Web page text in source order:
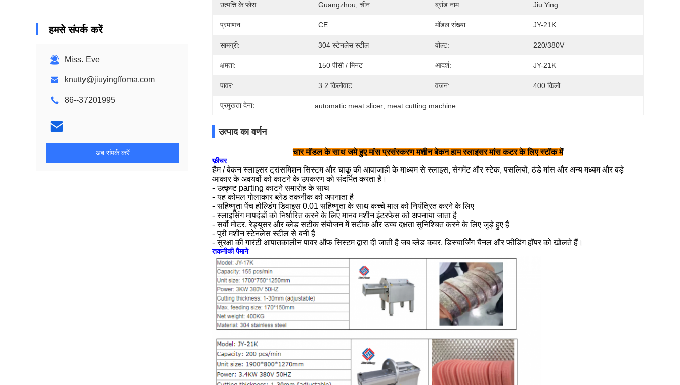
हमसे संपर्क करें
Miss. Eve
knutty@jiuyingffoma.com
86--37201995
अब संपर्क करें
उत्पत्ति के प्लेस Guangzhou, चीन ब्रांड नाम Jiu Ying
प्रमाणन CE मॉडल संख्या JY-21K
सामग्री: 304 स्टेनलेस स्टील वोल्ट: 220/380V
क्षमता: 150 पीसी / मिनट आदर्श: JY-21K
पावर: 3.2 किलोवाट वजन: 400 किलो
प्रमुखता देना: automatic meat slicer meat cutting machine
उत्पाद का वर्णन
चार मॉडल के साथ जमे हुए मांस प्रसंस्करण मशीन बेकन हाम स्लाइसर मांस कटर के लिए स्टॉक में
फ़ीचर
हैम / बेकन स्लाइसर ट्रांसमिशन सिस्टम और चाकू की आवाजाही के माध्यम से स्लाइस, सेगमेंट और स्टेक, पसलियों, ठंडे मांस और अन्य मध्यम और बड़े
आकार के अवयवों को काटने के उपकरण को संदर्भित करता है।
- उत्कृष्ट parting काटने समारोह के साथ
- यह कोमल गोलाकार ब्लेड तकनीक को अपनाता है
- सहिष्णुता पेंच होल्डिंग डिवाइस 0.01 सहिष्णुता के साथ कच्चे माल को नियंत्रित करने के लिए
- स्लाइसिंग मापदंडों को निर्धारित करने के लिए मानव मशीन इंटरफेस को अपनाया जाता है
- सर्वो मोटर, रेड्यूसर और ब्लेड सटीक संयोजन में सटीक और उच्च दक्षता सुनिश्चित करने के लिए जुड़े हुए हैं
- पूरी मशीन स्टेनलेस स्टील से बनी है
- सुरक्षा की गारंटी आपातकालीन पावर ऑफ सिस्टम द्वारा दी जाती है जब ब्लेड कवर, डिस्चार्जिंग चैनल और फीडिंग हॉपर को खोलते हैं।
तकनीकी पैमाने